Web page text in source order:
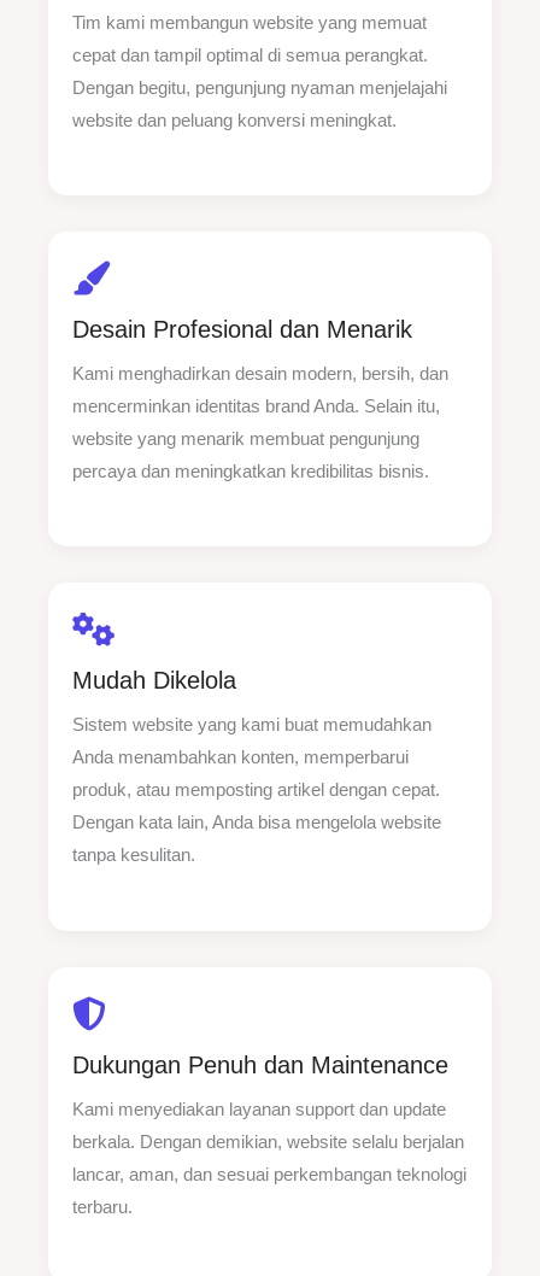
Tim kami membangun website yang memuat
cepat dan tampil optimal di semua perangkat.
Dengan begitu, pengunjung nyaman menjelajahi
website dan peluang konversi meningkat.
Desain Profesional dan Menarik
Kami menghadirkan desain modern, bersih, dan
mencerminkan identitas brand Anda. Selain itu,
website yang menarik membuat pengunjung
percaya dan meningkatkan kredibilitas bisnis.
Mudah Dikelola
Sistem website yang kami buat memudahkan
Anda menambahkan konten, memperbarui
produk, atau memposting artikel dengan cepat.
Dengan kata lain, Anda bisa mengelola website
tanpa kesulitan.
Dukungan Penuh dan Maintenance
Kami menyediakan layanan support dan update
berkala. Dengan demikian, website selalu berjalan
lancar, aman, dan sesuai perkembangan teknologi
terbaru.